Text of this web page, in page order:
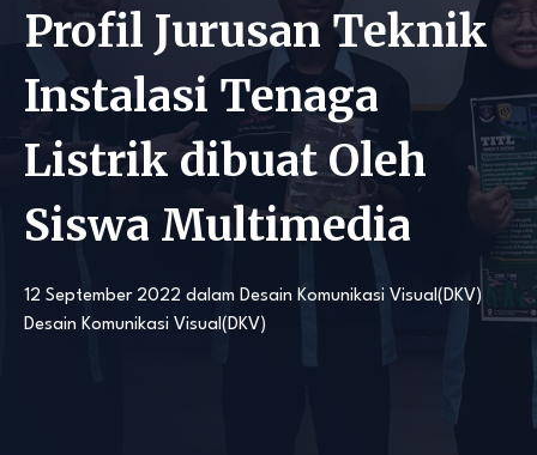
Profil Jurusan Teknik
Instalasi Tenaga
Listrik dibuat Oleh
Siswa Multimedia
12 September 2022 dalam Desain Komunikasi Visual(DKV)
Desain Komunikasi Visual(DKV)